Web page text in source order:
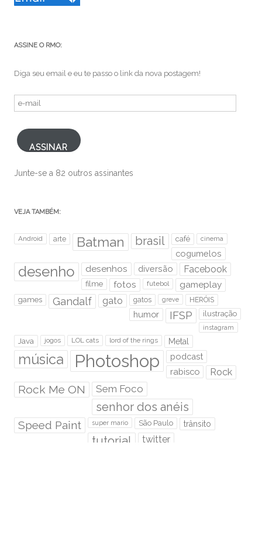
ASSINE O RMO:
Diga seu email e eu te passo o link da nova postagem!
e-
ASSINAR
Junte-se a 82 outros assinantes
VEJA TAMBÉM:
Android arte Batman brasil café cinema
cogumelos
desenho desenhos diversão Facebook
filme fotos futebol gameplay
games Gandalf gato gatos greve HERÓIS
humor IFSP ilustração
instagram
Java jogos LOL cats lord of the rings Metal
música Photoshop
podcast
rabisco
Rock
Rock Me ON Sem Foco
senhor dos anéis
Speed Paint super mario São Paulo trânsito
tutorial twitter